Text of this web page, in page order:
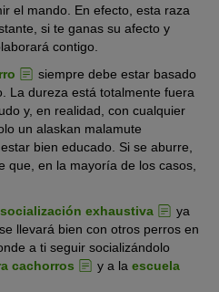
el mando. En efecto, esta raza
si te ganas su afecto y
contigo.
siempre debe estar basado
La dureza está totalmente fuera
y, en realidad, con cualquier
un alaskan malamute
bien educado. Si se aburre,
que, en la mayoría de los casos,
socialización exhaustiva
ya
llevará bien con otros perros en
a ti seguir socializándolo
cachorros y a la escuela